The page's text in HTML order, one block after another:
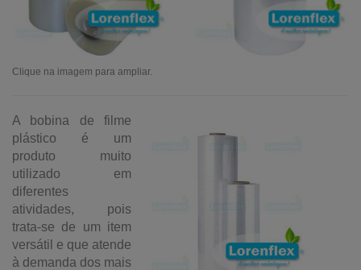
Clique na imagem para ampliar.
A bobina de filme
plástico é um
produto muito
utilizado em
diferentes
atividades, pois
trata-se de um item
versátil e que atende
à demanda dos mais